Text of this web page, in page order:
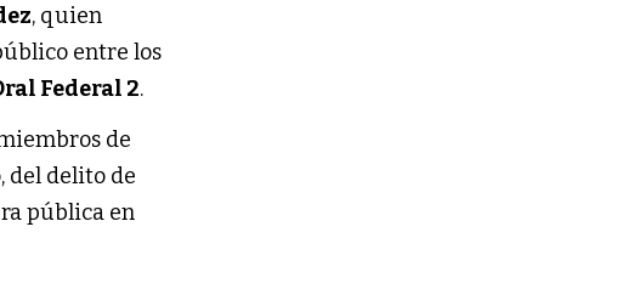
, quien
entre los
Federal 2.
de
del delito de
pública en